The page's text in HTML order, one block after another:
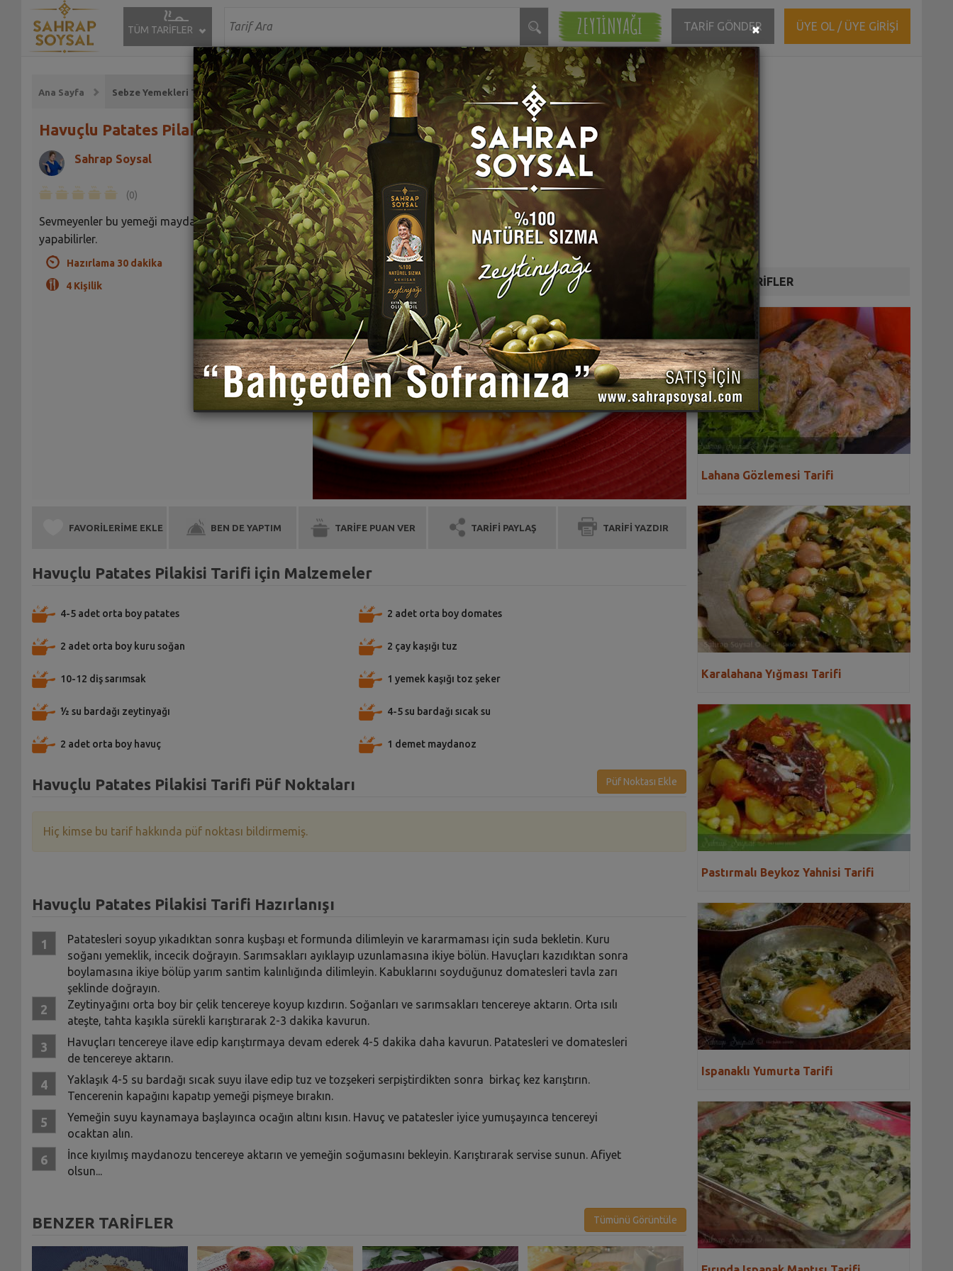
TÜM TARİFLER ZEYTİNYAĞI TARİF GÖNDER ÜYE OL / ÜYE GİRİŞİ
Ana Sayfa Sebze Yemekleri Tarifleri
Havuçlu Patates Pilakisi Tarifi
Sahrap Soysal
(0)
Sevmeyenler bu yemeği maydanoz kullanmadan da
yapabilirler.
Hazırlama 30 dakika
4 Kişilik
FAVORİLERİME EKLE BEN DE YAPTIM TARİFE PUAN VER TARİFİ PAYLAŞ TARİFİ YAZDIR
Havuçlu Patates Pilakisi Tarifi için Malzemeler
4-5 adet orta boy patates
2 adet orta boy kuru soğan
10-12 diş sarımsak
½ su bardağı zeytinyağı
2 adet orta boy havuç
2 adet orta boy domates
2 çay kaşığı tuz
1 yemek kaşığı toz şeker
4-5 su bardağı sıcak su
1 demet maydanoz
Havuçlu Patates Pilakisi Tarifi Püf Noktaları Püf Noktası Ekle
Hiç kimse bu tarif hakkında püf noktası bildirmemiş.
Havuçlu Patates Pilakisi Tarifi Hazırlanışı
Patatesleri soyup yıkadıktan sonra kuşbaşı et formunda dilimleyin ve kararmaması için suda bekletin. Kuru
soğanı yemeklik, incecik doğrayın. Sarımsakları ayıklayıp uzunlamasına ikiye bölün. Havuçları kazıdıktan sonra
boylamasına ikiye bölüp yarım santim kalınlığında dilimleyin. Kabuklarını soyduğunuz domatesleri tavla zarı
şeklinde doğrayın.
Zeytinyağını orta boy bir çelik tencereye koyup kızdırın. Soğanları ve sarımsakları tencereye aktarın. Orta ısılı
ateşte, tahta kaşıkla sürekli karıştırarak 2-3 dakika kavurun.
Havuçları tencereye ilave edip karıştırmaya devam ederek 4-5 dakika daha kavurun. Patatesleri ve domatesleri
de tencereye aktarın.
Yaklaşık 4-5 su bardağı sıcak suyu ilave edip tuz ve tozşekeri serpiştirdikten sonra birkaç kez karıştırın.
Tencerenin kapağını kapatıp yemeği pişmeye bırakın.
Yemeğin suyu kaynamaya başlayınca ocağın altını kısın. Havuç ve patatesler iyice yumuşayınca tencereyi
ocaktan alın.
İnce kıyılmış maydanozu tencereye aktarın ve yemeğin soğumasını bekleyin. Karıştırarak servise sunun. Afiyet
olsun...
BENZER TARİFLER Tümünü Görüntüle
DİĞER TARİFLER
Lahana Gözlemesi Tarifi
Karalahana Yığması Tarifi
Pastırmalı Beykoz Yahnisi Tarifi
Ispanaklı Yumurta Tarifi
×Close